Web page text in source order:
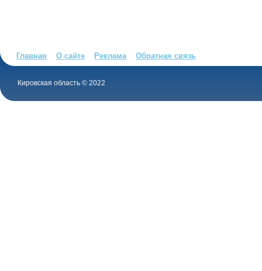
Главная О сайте Реклама Обратная связь
Кировская область © 2022